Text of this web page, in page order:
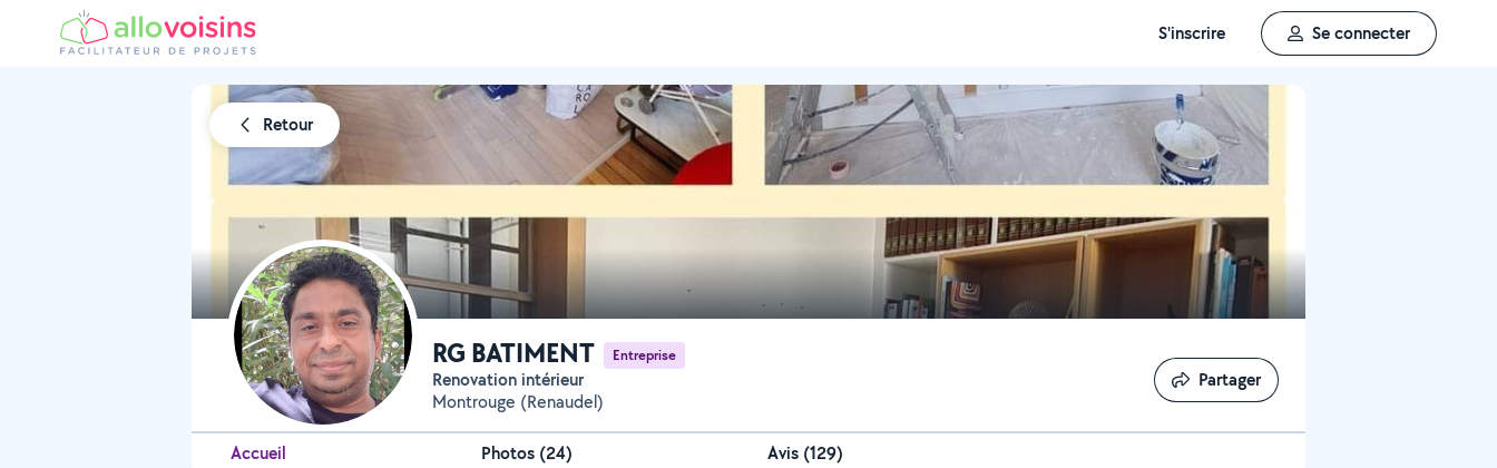
S'inscrire Se connecter
Retour
RG BATIMENT Entreprise
Renovation intérieur
Montrouge (Renaudel)
Partager
Partager
Accueil Photos (24) Avis (129)